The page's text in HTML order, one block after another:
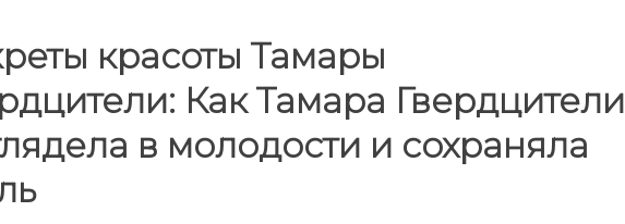
красоты Тамары
Как Тамара Гвердцители
в молодости и сохраняла